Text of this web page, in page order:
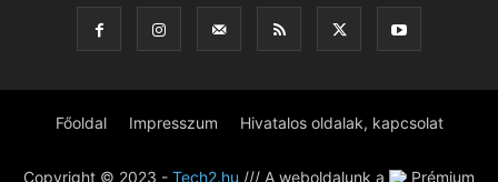
Főoldal Impresszum Hivatalos oldalak, kapcsolat
Copyright © 2023 - Tech2.hu /// A weboldalunk a Prémium